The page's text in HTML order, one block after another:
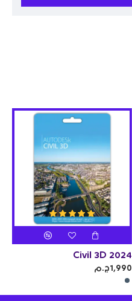
Civil 3D 2024
1,990ج.م